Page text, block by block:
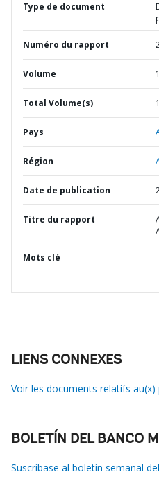
Type de document
Numéro du rapport
Volume 1
Total Volume(s) 1
Pays
Région
Date de publication
Titre du rapport
Mots clé
LIENS CONNEXES
Voir les documents relatifs au(x)
BOLETÍN DEL BANCO
Suscríbase al boletín semanal